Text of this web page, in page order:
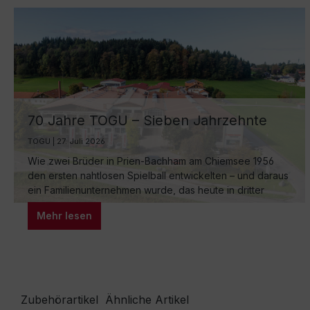
70 Jahre TOGU – Sieben Jahrzehnte
Ball-Manufaktur am Chiemsee
TOGU | 27. Juli 2026
Wie zwei Brüder in Prien-Bachham am Chiemsee 1956
den ersten nahtlosen Spielball entwickelten – und daraus
ein Familienunternehmen wurde, das heute in dritter
Generation weltweit für Bewegung sorgt.
Mehr lesen
Zubehörartikel Ähnliche Artikel